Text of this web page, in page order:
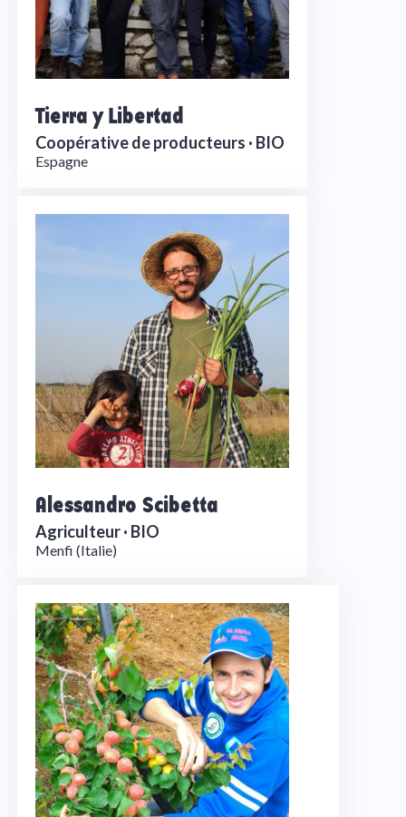
Tierra y Libertad
Coopérative de producteurs · BIO
Espagne
Alessandro Scibetta
Agriculteur · BIO
Menfi (Italie)